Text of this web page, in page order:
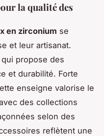
la qualité des
en zirconium se
et leur artisanat.
propose des
et durabilité. Forte
enseigne valorise le
des collections
selon des
reflètent une